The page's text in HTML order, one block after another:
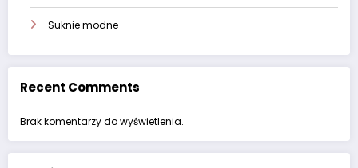
Suknie modne
Recent Comments
Brak komentarzy do wyświetlenia.